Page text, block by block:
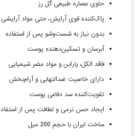
حاوی عصاره طبیعی گل رز
پاک‌کننده قوی آرایش، حتی مواد
بدون نیاز به شست‌وشو پس از استفاده
آبرسان و تسکین‌دهنده پوست
فاقد الکل، پارابن و مواد مضر شیمیایی
دارای خاصیت ضدالتهابی و آرام‌بخش
تقویت‌کننده سد دفاعی پوست
ایجاد حس نرمی و لطافت پس از
ساخت ایران با حجم 200 میل